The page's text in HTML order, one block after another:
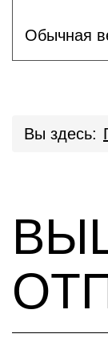
Обычная
Вы здесь: